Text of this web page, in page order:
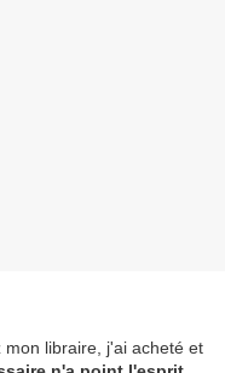
libraire, j'ai acheté et